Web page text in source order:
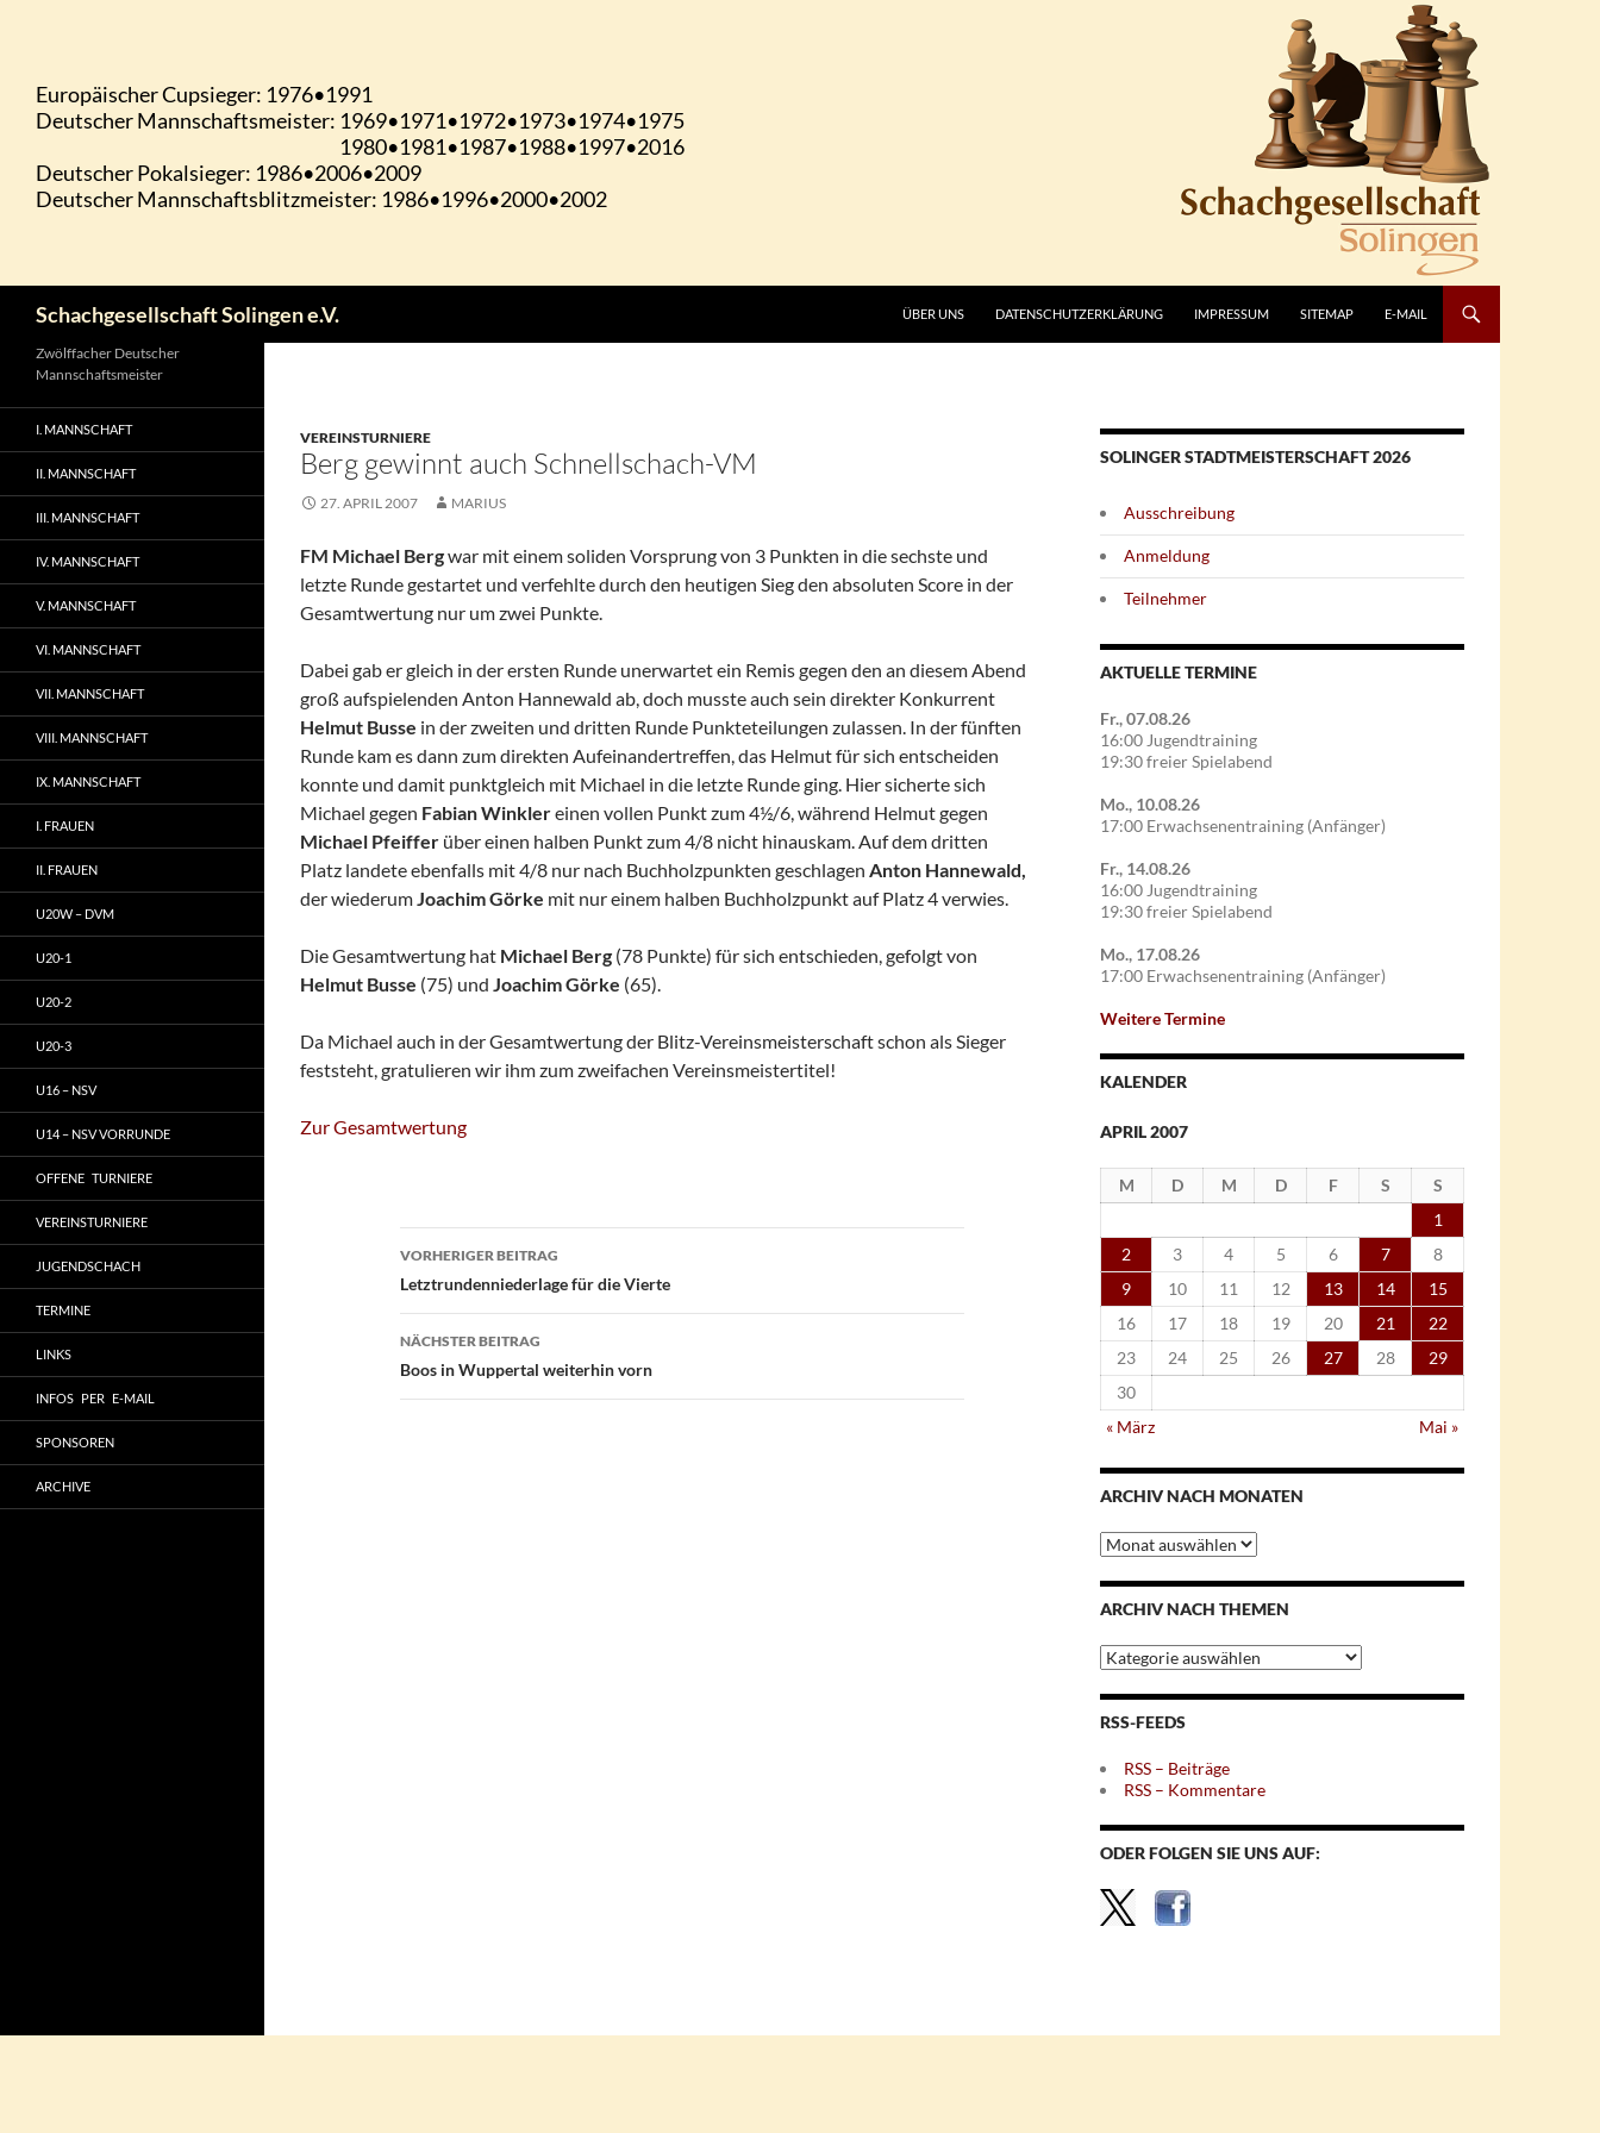
Schachgesellschaft Solingen e.V. ÜBER UNS DATENSCHUTZERKLÄRUNG IMPRESSUM SITEMAP E-MAIL
VEREINSTURNIERE
Berg gewinnt auch Schnellschach-VM
27. APRIL 2007 MARIUS
FM Michael Bergwar mit einem soliden Vorsprung von 3 Punkten in die sechste und
letzte Runde gestartet und verfehlte durch den heutigen Sieg den absoluten Score in der
Gesamtwertung nur um zwei Punkte.
Dabei gab er gleich in der ersten Runde unerwartet ein Remis gegen den an diesem Abend
groß aufspielenden Anton Hannewald ab, doch musste auch sein direkter Konkurrent
Helmut Busse in der zweiten und dritten Runde Punkteteilungen zulassen. In der fünften
Runde kam es dann zum direkten Aufeinandertreffen, das Helmut für sich entscheiden
konnte und damit punktgleich mit Michael in die letzte Runde ging. Hier sicherte sich
Michael gegen Fabian Winklereinen vollen Punkt zum 4½/6, während Helmut gegen
Michael Pfeiffer über einen halben Punkt zum 4/8 nicht hinauskam. Auf dem dritten
Platz landete ebenfalls mit 4/8 nur nach Buchholzpunkten geschlagen Anton Hannewald,
der wiederumJoachim Görke mit nur einem halben Buchholzpunkt auf Platz 4 verwies.
Die Gesamtwertung hat Michael Berg (78 Punkte) für sich entschieden, gefolgt von
Helmut Busse (75) und Joachim Görke (65).
Da Michael auch in der Gesamtwertung der Blitz-Vereinsmeisterschaft schon als Sieger
feststeht, gratulieren wir ihm zum zweifachen Vereinsmeistertitel!
Zur Gesamtwertung
Beitragsnavigation
VORHERIGER BEITRAG
Letztrundenniederlage für die Vierte
NÄCHSTER BEITRAG
Boos in Wuppertal weiterhin vorn
SOLINGER STADTMEISTERSCHAFT 2026
Ausschreibung
Anmeldung
Teilnehmer
AKTUELLE TERMINE
Fr., 07.08.26
16:00 Jugendtraining
19:30 freier Spielabend
Mo., 10.08.26
17:00 Erwachsenentraining (Anfänger)
Fr., 14.08.26
16:00 Jugendtraining
19:30 freier Spielabend
Mo., 17.08.26
17:00 Erwachsenentraining (Anfänger)
Weitere Termine
KALENDER
APRIL 2007
M D M D F S
S
1
2
3 4 5 6 7
8
9
10 11 12 13 14
15
16
17 18 19 20 21
22
23
24 25 26 27 28
29
30
« März
Mai »
ARCHIV NACH MONATEN
Archiv
nach
Monaten
ARCHIV NACH THEMEN
Archiv
nach
Themen
RSS-FEEDS
RSS – Beiträge
RSS – Kommentare
ODER FOLGEN SIE UNS AUF:
Zwölffacher Deutscher
Mannschaftsmeister
I. MANNSCHAFT
II. MANNSCHAFT
III. MANNSCHAFT
IV. MANNSCHAFT
V. MANNSCHAFT
VI. MANNSCHAFT
VII. MANNSCHAFT
VIII. MANNSCHAFT
IX. MANNSCHAFT
I. FRAUEN
II. FRAUEN
U20W – DVM
U20-1
U20-2
U20-3
U16 – NSV
U14 – NSV VORRUNDE
OFFENE TURNIERE
VEREINSTURNIERE
JUGENDSCHACH
TERMINE
LINKS
INFOS PER E-MAIL
SPONSOREN
ARCHIVE